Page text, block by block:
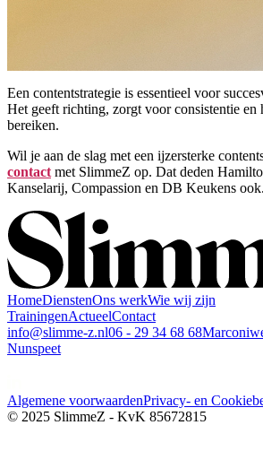
Een contentstrategie is essentieel voor
Het geeft richting, zorgt voor consistentie en
bereiken.
Wil je aan de slag met een ijzersterke
contact met SlimmeZ op. Dat deden
Kanselarij, Compassion en DB Keukens ook.
HomeDienstenOns werkWie wij zijn
TrainingenActueelContact
info@slimme-z.nl06 - 29 34 68 68
Nunspeet
Algemene voorwaardenPrivacy- en
© 2025 SlimmeZ - KvK 85672815